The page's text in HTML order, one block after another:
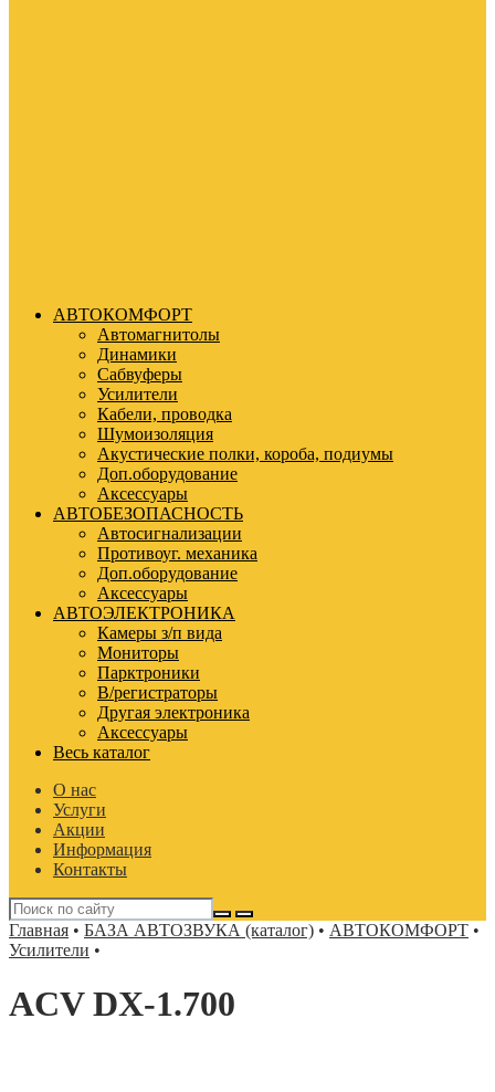
АВТОКОМФОРТ
Автомагнитолы
Динамики
Сабвуферы
Усилители
Кабели, проводка
Шумоизоляция
Акустические полки, короба, подиумы
Доп.оборудование
Аксессуары
АВТОБЕЗОПАСНОСТЬ
Автосигнализации
Противоуг. механика
Доп.оборудование
Аксессуары
АВТОЭЛЕКТРОНИКА
Камеры з/п вида
Мониторы
Парктроники
В/регистраторы
Другая электроника
Аксессуары
Весь каталог
О нас
Услуги
Акции
Информация
Контакты
Главная • БАЗА АВТОЗВУКА (каталог) • АВТОКОМФОРТ •
Усилители •
ACV DX-1.700